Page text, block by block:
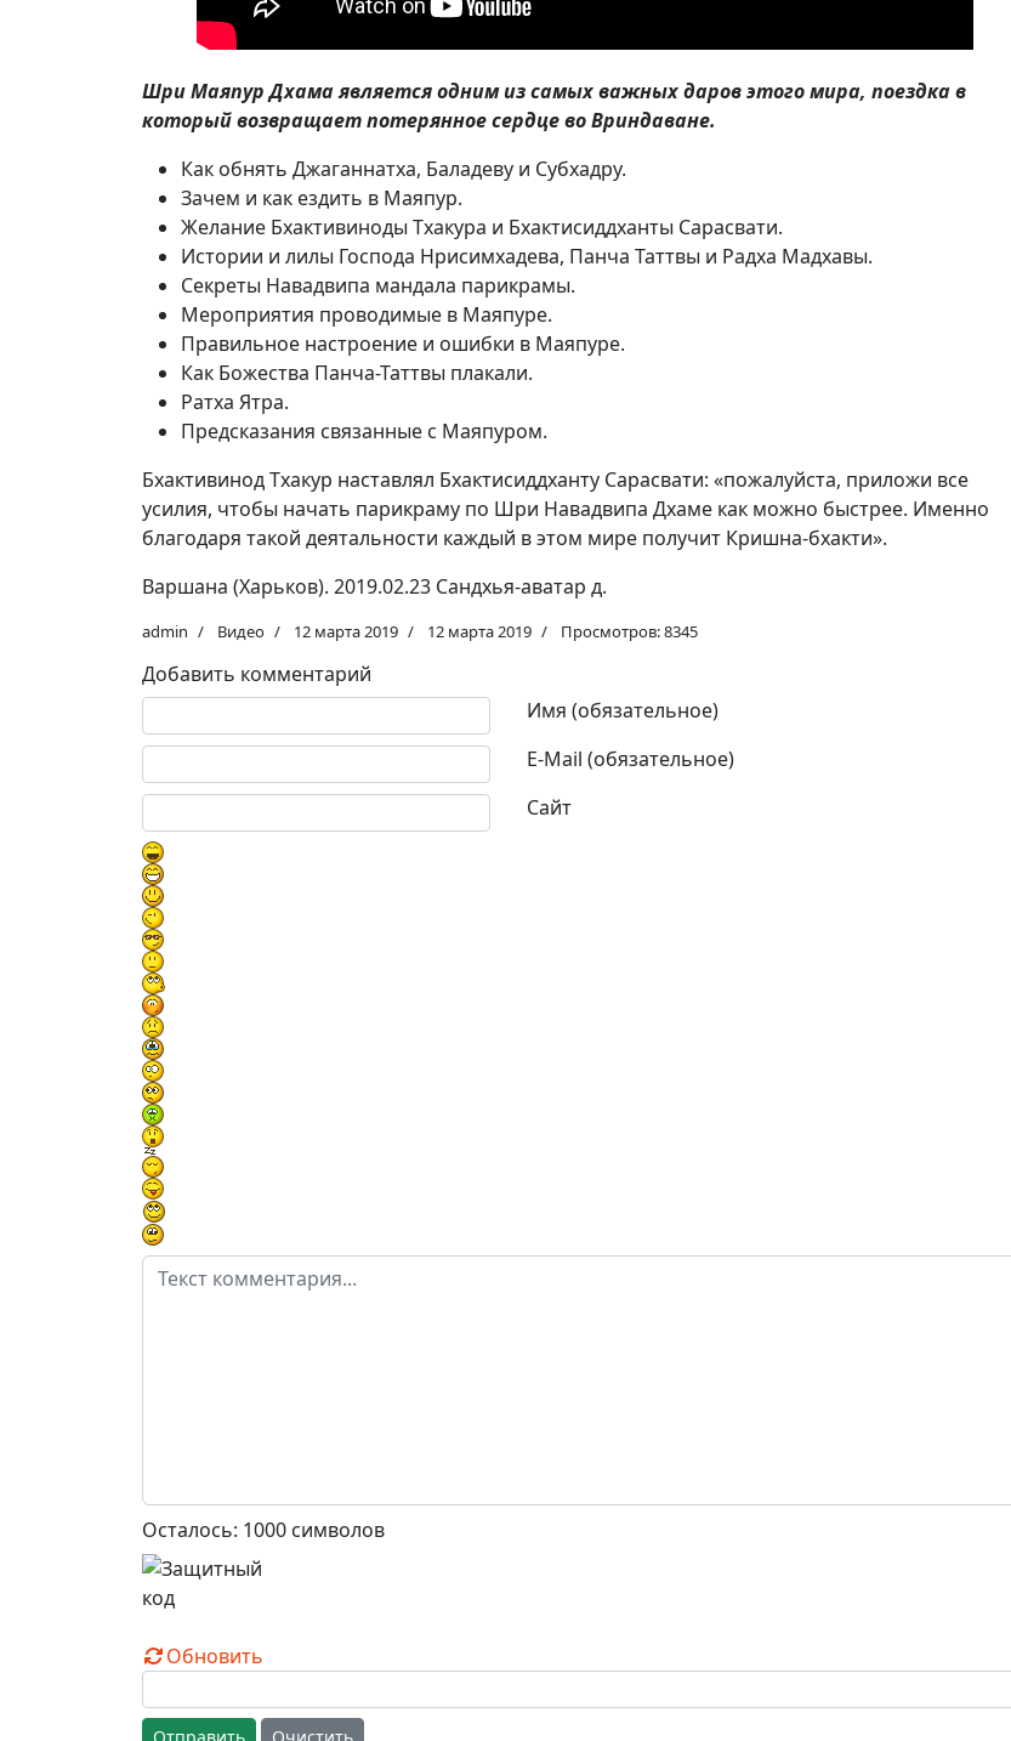
Шри Маяпур Дхама является одним из самых важных даров этого мира, поездка в
который возвращает потерянное сердце во Вриндаване.
Как обнять Джаганнатха, Баладеву и Субхадру.
Зачем и как ездить в Маяпур.
Желание Бхактивиноды Тхакура и Бхактисиддханты Сарасвати.
Истории и лилы Господа Нрисимхадева, Панча Таттвы и Радха Мадхавы.
Секреты Навадвипа мандала парикрамы.
Мероприятия проводимые в Маяпуре.
Правильное настроение и ошибки в Маяпуре.
Как Божества Панча-Таттвы плакали.
Ратха Ятра.
Предсказания связанные с Маяпуром.
Бхактивинод Тхакур наставлял Бхактисиддханту Сарасвати: «пожалуйста, приложи все
усилия, чтобы начать парикраму по Шри Навадвипа Дхаме как можно быстрее. Именно
благодаря такой деятальности каждый в этом мире получит Кришна-бхакти».
Варшана (Харьков). 2019.02.23 Cандхья-аватар д.
admin Видео 12 марта 2019 12 марта 2019 Просмотров: 8345
Добавить комментарий
Имя (обязательное)
E-Mail (обязательное)
Сайт
Текст комментария
Осталось: 1000 символов
Обновить